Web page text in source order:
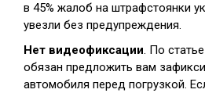
в 45% жалоб на штрафстоянки
увезли без предупреждения.
Нет видеофиксации. По
обязан предложить вам
автомобиля перед погрузкой.